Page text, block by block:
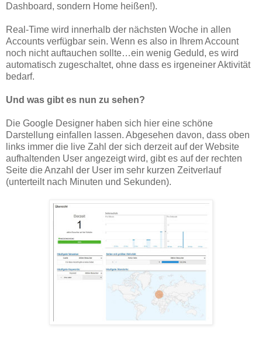
Dashboard, sondern Home heißen!).
Real-Time wird innerhalb der nächsten Woche in allen
Accounts verfügbar sein. Wenn es also in Ihrem Account
noch nicht auftauchen sollte…ein wenig Geduld, es wird
automatisch zugeschaltet, ohne dass es irgeneiner Aktivität
bedarf.
Und was gibt es nun zu sehen?
Die Google Designer haben sich hier eine schöne
Darstellung einfallen lassen. Abgesehen davon, dass oben
links immer die live Zahl der sich derzeit auf der Website
aufhaltenden User angezeigt wird, gibt es auf der rechten
Seite die Anzahl der User im sehr kurzen Zeitverlauf
(unterteilt nach Minuten und Sekunden).